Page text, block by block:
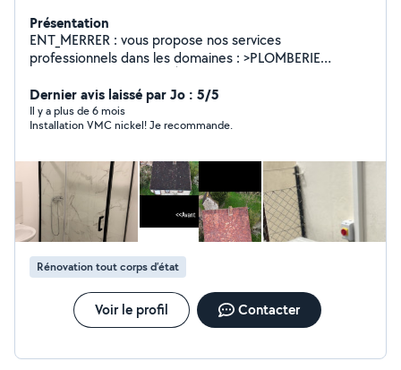
Présentation
ENT_MERRER : vous propose nos services
professionnels dans les domaines : >PLOMBERIE
INSTALLATION 24h/24 7J/7
Dernier avis laissé par Jo : 5/5
Il y a plus de 6 mois
Installation VMC nickel! Je recommande.
Rénovation tout corps d’état
Voir le profil Contacter